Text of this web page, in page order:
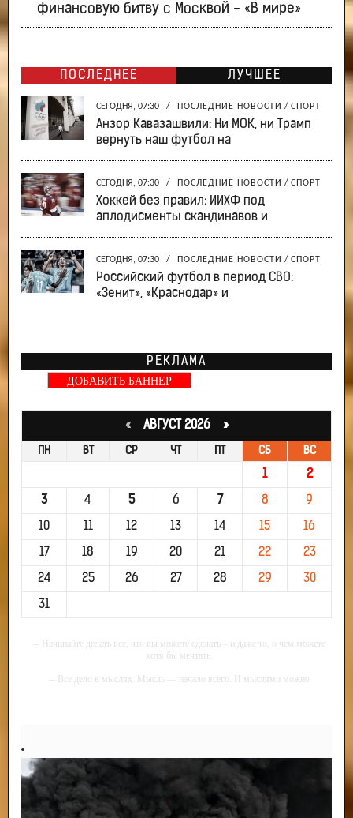
финансовую битву с Москвой - «В мире»
ПОСЛЕДНЕЕ ЛУЧШЕЕ
СЕГОДНЯ, 07:30 / ПОСЛЕДНИЕ НОВОСТИ / СПОРТ
Анзор Кавазашвили: Ни МОК, ни Трамп
вернуть наш футбол на
СЕГОДНЯ, 07:30 / ПОСЛЕДНИЕ НОВОСТИ / СПОРТ
Хоккей без правил: ИИХФ под
аплодисменты скандинавов и
СЕГОДНЯ, 07:30 / ПОСЛЕДНИЕ НОВОСТИ / СПОРТ
Российский футбол в период СВО:
«Зенит», «Краснодар» и
РЕКЛАМА
ДОБАВИТЬ БАННЕР
«АВГУСТ 2026 »
ПН ВТ СР ЧТ ПТ СБ ВС
1 2
3 4 5 6 7 8 9
10 11 12 13 14 15 16
17 18 19 20 21 22 23
24 25 26 27 28 29 30
31
-- Начинайте делать все, что вы можете сделать – и даже то, о чем можете
хотя бы мечтать.
-- Все дело в мыслях. Мысль — начало всего. И мыслями можно
-- Самое большое богатство — это ум. Самая большая нищета — глупость.
Из всех страхов самый пугающий — самолюбование.
-- Лучшее, что можно сделать с хорошим советом, это пропустить его
мимо ушей. Он никогда не бывает полезен никому, кроме того, кто его дал.